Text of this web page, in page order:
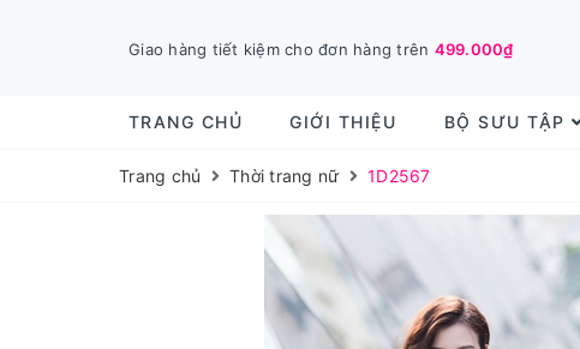
Giao hàng tiết kiệm cho đơn hàng trên 499.000₫
TRANG CHỦ GIỚI THIỆU BỘ SƯU TẬP
Trang chủ Thời trang nữ 1D2567